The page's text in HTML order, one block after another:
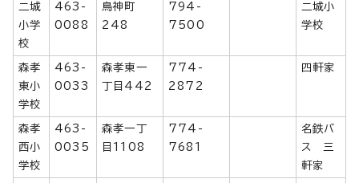
二城
小学
校
463-
0088
鳥神町
248
794-
7500
二城小
学校
森孝
東小
学校
463-
0033
森孝東一
丁目442
774-
2872
四軒家
森孝
西小
学校
463-
0035
森孝一丁
目1108
774-
7681
名鉄バ
ス 三
軒家